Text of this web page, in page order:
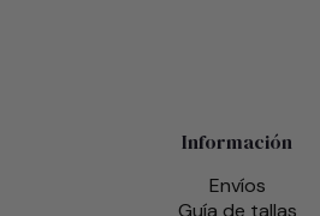
Información
Envíos
Guía de tallas